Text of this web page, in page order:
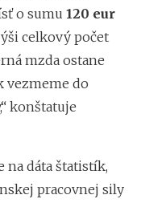
o sumu 120 eur
celkový počet
mzda ostane
vezmeme do
konštatuje
na dáta štatistík,
pracovnej sily